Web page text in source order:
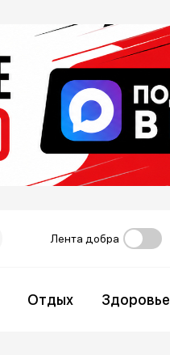
Лента добра
Отдых Здоровье